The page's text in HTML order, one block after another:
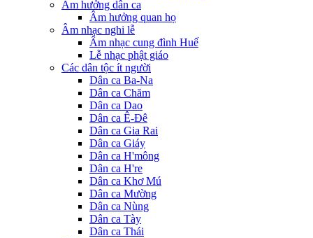
Âm hưởng dân ca
Âm hưởng quan họ
Âm nhạc nghi lễ
Âm nhạc cung đình Huế
Lễ nhạc phật giáo
Các dân tộc ít người
Dân ca Ba-Na
Dân ca Chăm
Dân ca Dao
Dân ca Ê-Đê
Dân ca Gia Rai
Dân ca Giáy
Dân ca H'mông
Dân ca H're
Dân ca Khơ Mú
Dân ca Mường
Dân ca Nùng
Dân ca Tày
Dân ca Thái